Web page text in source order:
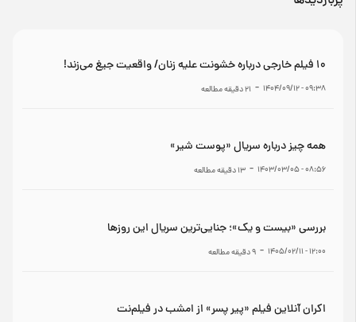
۱۰ فیلم خارجی درباره خشونت علیه زنان/ واقعیت جیغ می‌زند!
۰۹:۳۸ - ۱۴۰۴/۰۹/۱۲ -
21دقیقه مطالعه
همه چیز درباره سریال «پوست شیر»
۰۸:۵۶ - ۱۴۰۳/۰۳/۰۵ -
13دقیقه مطالعه
بررسی «بیست و یک»؛ جنایی‌ترین سریال این روزها
۱۲:۰۰ - ۱۴۰۵/۰۲/۱۱ -
9دقیقه مطالعه
اکران آنلاین فیلم «پیر پسر» از امشب در فیلم‌نت